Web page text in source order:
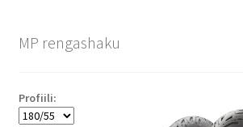
MP rengashaku
Profiili: